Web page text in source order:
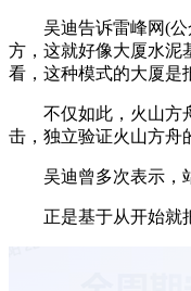
吴迪告诉雷峰网(公众
方，这就好像大厦水泥
看，这种模式的大厦是
不仅如此，火山方舟
击，独立验证火山方舟
吴迪曾多次表示，站
正是基于从开始就把